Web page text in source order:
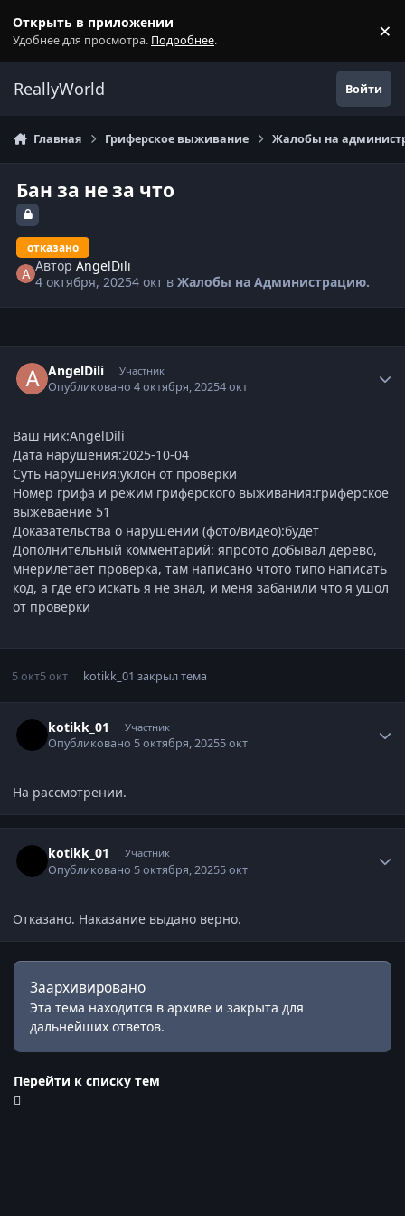
Открыть в приложении
Удобнее для просмотра. Подробнее. ×
ReallyWorld Войти
Главная Гриферское выживание Жалобы на
Бан за не за что
отказано
АвторAngelDili
4 октября, 20254 окт вЖалобы на Администрацию.
AngelDili Участник
Опубликовано4 октября, 20254 окт
Ваш ник:AngelDili
Дата нарушения:2025-10-04
Суть нарушения:уклон от проверки
Номер грифа и режим гриферского выживания:гриферское
выжеваение 51
Доказательства о нарушении (фото/видео):будет
Дополнительный комментарий: япрсото добывал дерево,
мнерилетает проверка, там написано чтото типо написать
код, а где его искать я не знал, и меня забанили что я ушол
от проверки
5 окт5 окт kotikk_01 закрыл тема
kotikk_01 Участник
Опубликовано 5 октября, 20255 окт
На рассмотрении.
kotikk_01 Участник
Опубликовано 5 октября, 20255 окт
Отказано. Наказание выдано верно.
Заархивировано
Эта тема находится в архиве и закрыта для
дальнейших ответов.
Перейти к списку тем